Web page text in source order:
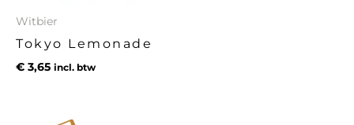
Witbier
Tokyo Lemonade
€ 3,65 incl. btw